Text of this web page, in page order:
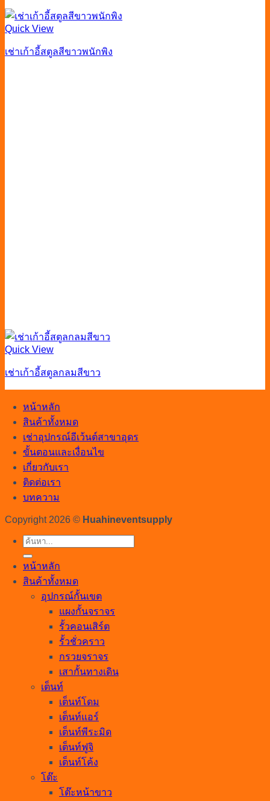
Quick View
เช่าเก้าอี้สตูลสีขาวพนักพิง
Quick View
เช่าเก้าอี้สตูลกลมสีขาว
หน้าหลัก
สินค้าทั้งหมด
เช่าอุปกรณ์อีเว้นต์สาขาอุดร
ขั้นตอนและเงื่อนไข
เกี่ยวกับเรา
ติดต่อเรา
บทความ
Copyright 2026 © Huahineventsupply
ค้นหา:
หน้าหลัก
สินค้าทั้งหมด
อุปกรณ์กั้นเขต
แผงกั้นจราจร
รั้วคอนเสิร์ต
รั้วชั่วคราว
กรวยจราจร
เสากั้นทางเดิน
เต็นท์
เต็นท์โดม
เต็นท์แอร์
เต็นท์พีระมิด
เต็นท์ฟูจิ
เต็นท์โค้ง
โต๊ะ
โต๊ะหน้าขาว